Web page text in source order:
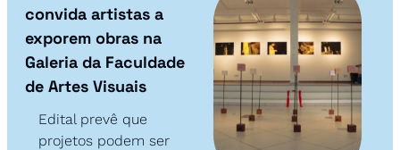
convida artistas a
exporem obras na
Galeria da Faculdade
de Artes Visuais
Edital prevê que
projetos podem ser